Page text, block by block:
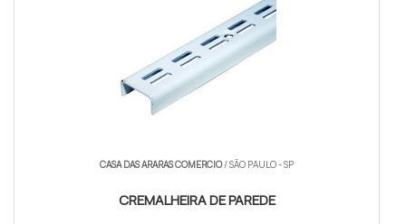
CASA DAS ARARAS COMERCIO/ SÃO PAULO - SP
CREMALHEIRA DE PAREDE